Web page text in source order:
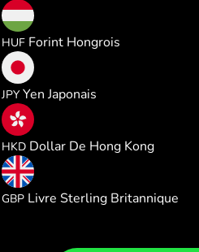
HUF Forint Hongrois
JPY Yen Japonais
HKD Dollar De Hong Kong
GBP Livre Sterling Britannique